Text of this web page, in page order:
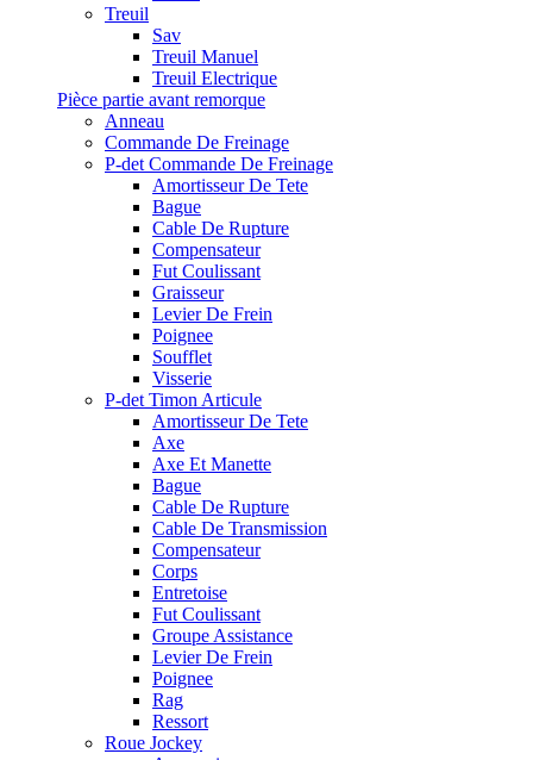
Treuil
Sav
Treuil Manuel
Treuil Electrique
Pièce partie avant remorque
Anneau
Commande De Freinage
P-det Commande De Freinage
Amortisseur De Tete
Bague
Cable De Rupture
Compensateur
Fut Coulissant
Graisseur
Levier De Frein
Poignee
Soufflet
Visserie
P-det Timon Articule
Amortisseur De Tete
Axe
Axe Et Manette
Bague
Cable De Rupture
Cable De Transmission
Compensateur
Corps
Entretoise
Fut Coulissant
Groupe Assistance
Levier De Frein
Poignee
Rag
Ressort
Roue Jockey